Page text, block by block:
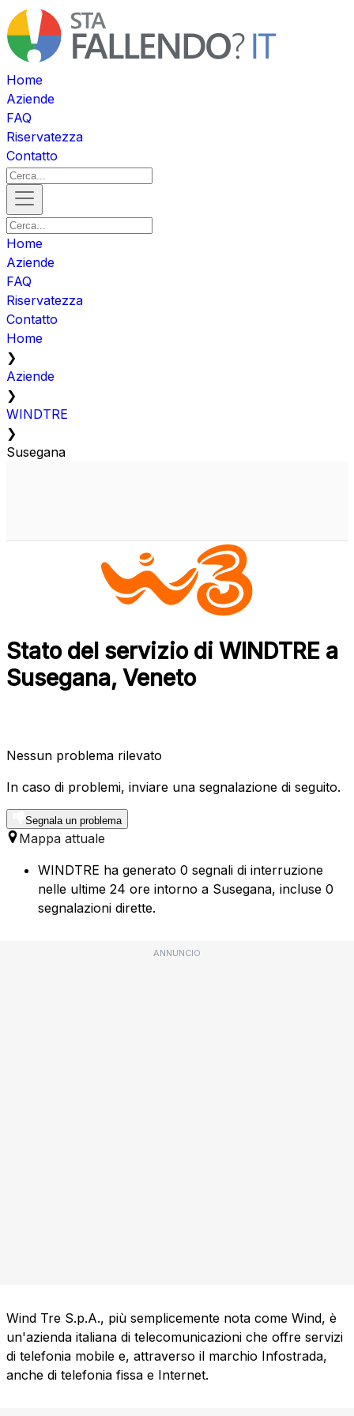
Home
Aziende
FAQ
Riservatezza
Contatto
Home
Aziende
FAQ
Riservatezza
Contatto
Home
❯
Aziende
❯
WINDTRE
❯
Susegana
Stato del servizio di WINDTRE a
Susegana, Veneto
Nessun problema rilevato
In caso di problemi, inviare una segnalazione di seguito.
Segnala un problema
Mappa attuale
WINDTRE ha generato 0 segnali di interruzione
nelle ultime 24 ore intorno a Susegana, incluse 0
segnalazioni dirette.
ANNUNCIO
Wind Tre S.p.A., più semplicemente nota come Wind, è
un'azienda italiana di telecomunicazioni che offre servizi
di telefonia mobile e, attraverso il marchio Infostrada,
anche di telefonia fissa e Internet.